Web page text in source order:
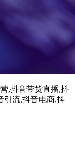
,抖音带货直播,抖
引流,抖音电商,抖